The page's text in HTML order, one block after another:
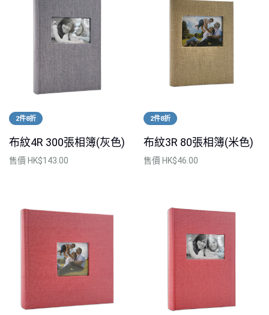
2件8折
布紋4R 300張相簿(灰色)
售價 HK$143.00
2件8折
布紋3R 80張相簿(米色)
售價 HK$46.00